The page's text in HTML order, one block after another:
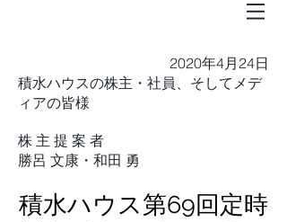
2020年4月24日
積水ハウスの株主・社員、そしてメデ
ィアの皆様
株 主 提 案 者
勝呂 文康・和田 勇
積水ハウス第69回定時